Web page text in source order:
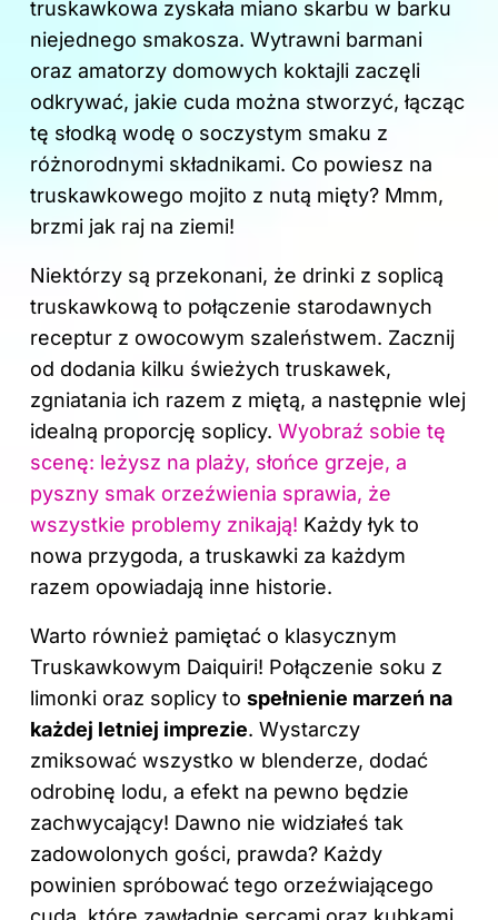
o
k
truskawkowa zyskała miano skarbu w barku
niejednego smakosza. Wytrawni barmani
oraz amatorzy domowych koktajli zaczęli
odkrywać, jakie cuda można stworzyć, łącząc
tę słodką wodę o soczystym smaku z
różnorodnymi składnikami. Co powiesz na
truskawkowego mojito z nutą mięty? Mmm,
brzmi jak raj na ziemi!
Niektórzy są przekonani, że drinki z soplicą
truskawkową to połączenie starodawnych
receptur z owocowym szaleństwem. Zacznij
od dodania kilku świeżych truskawek,
zgniatania ich razem z miętą, a następnie wlej
idealną proporcję soplicy. Wyobraź sobie tę
scenę: leżysz na plaży, słońce grzeje, a
pyszny smak orzeźwienia sprawia, że
wszystkie problemy znikają! Każdy łyk to
nowa przygoda, a truskawki za każdym
razem opowiadają inne historie.
Warto również pamiętać o klasycznym
Truskawkowym Daiquiri! Połączenie soku z
limonki oraz soplicy to spełnienie marzeń na
każdej letniej imprezie. Wystarczy
zmiksować wszystko w blenderze, dodać
odrobinę lodu, a efekt na pewno będzie
zachwycający! Dawno nie widziałeś tak
zadowolonych gości, prawda? Każdy
powinien spróbować tego orzeźwiającego